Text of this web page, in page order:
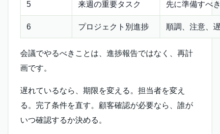
5 来週の重要タスク 先に準備すべ
6 プロジェクト別進捗 順調、注意、
会議でやるべきことは、進捗報告ではなく、再計
画です。
遅れているなら、期限を変える。担当者を変え
る。完了条件を直す。顧客確認が必要なら、誰が
いつ確認するか決める。